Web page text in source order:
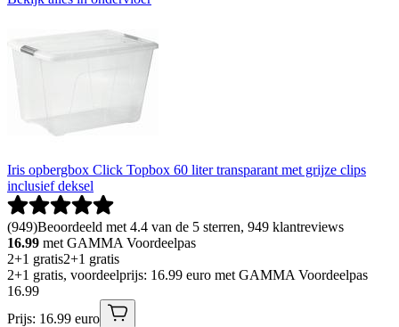
Iris opbergbox Click Topbox 60 liter transparant met grijze clips
inclusief deksel
(949)Beoordeeld met 4.4 van de 5 sterren, 949 klantreviews
16.99 met GAMMA Voordeelpas
2+1 gratis2+1 gratis
2+1 gratis, voordeelprijs: 16.99 euro met GAMMA Voordeelpas
16.99
Prijs: 16.99 euro